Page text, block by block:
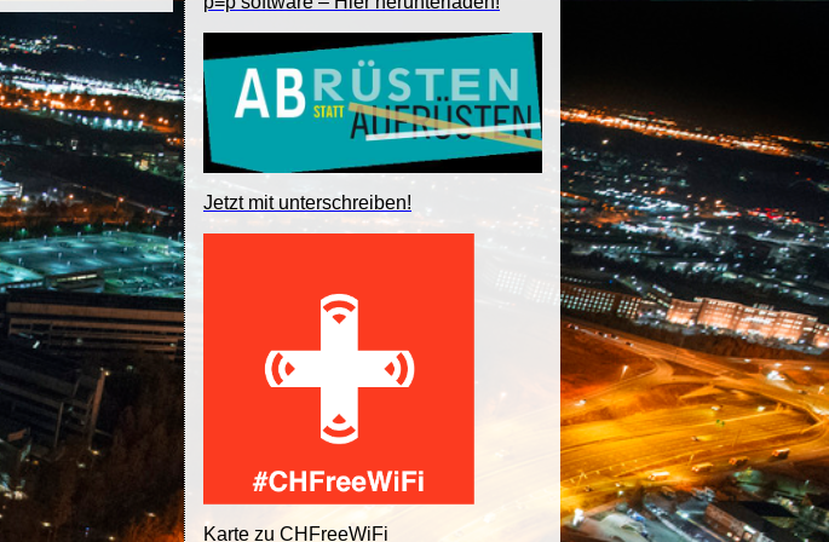
Jetzt mit unterschreiben!
Karte zu CHFreeWiFi